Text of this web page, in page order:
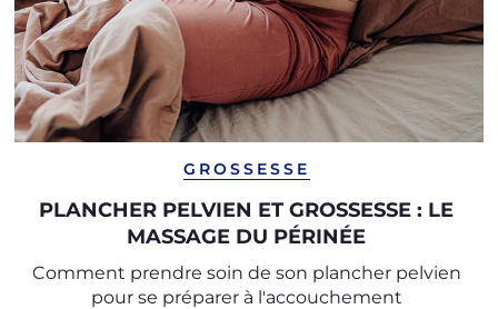
GROSSESSE
PLANCHER PELVIEN ET GROSSESSE : LE
MASSAGE DU PÉRINÉE
Comment prendre soin de son plancher pelvien
pour se préparer à l'accouchement